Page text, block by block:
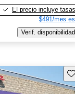
El precio incluye tasas
$491/mes
Verif. disponibilidad